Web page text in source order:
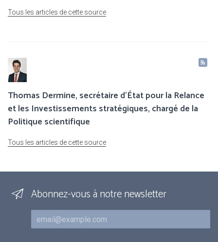
Tous les articles de cette source
Thomas Dermine, secrétaire d’État pour la Relance
et les Investissements stratégiques, chargé de la
Politique scientifique
Tous les articles de cette source
Abonnez-vous à notre newsletter
Courriel